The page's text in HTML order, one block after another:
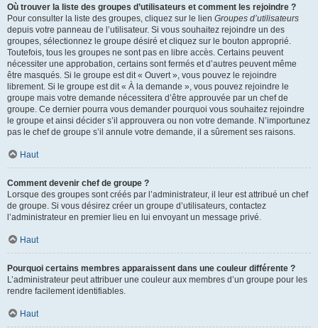
Où trouver la liste des groupes d’utilisateurs et comment les rejoindre ?
Pour consulter la liste des groupes, cliquez sur le lien Groupes d’utilisateurs
depuis votre panneau de l’utilisateur. Si vous souhaitez rejoindre un des
groupes, sélectionnez le groupe désiré et cliquez sur le bouton approprié.
Toutefois, tous les groupes ne sont pas en libre accès. Certains peuvent
nécessiter une approbation, certains sont fermés et d’autres peuvent même
être masqués. Si le groupe est dit « Ouvert », vous pouvez le rejoindre
librement. Si le groupe est dit « À la demande », vous pouvez rejoindre le
groupe mais votre demande nécessitera d’être approuvée par un chef de
groupe. Ce dernier pourra vous demander pourquoi vous souhaitez rejoindre
le groupe et ainsi décider s’il approuvera ou non votre demande. N’importunez
pas le chef de groupe s’il annule votre demande, il a sûrement ses raisons.
Haut
Comment devenir chef de groupe ?
Lorsque des groupes sont créés par l’administrateur, il leur est attribué un chef
de groupe. Si vous désirez créer un groupe d’utilisateurs, contactez
l’administrateur en premier lieu en lui envoyant un message privé.
Haut
Pourquoi certains membres apparaissent dans une couleur différente ?
L’administrateur peut attribuer une couleur aux membres d’un groupe pour les
rendre facilement identifiables.
Haut